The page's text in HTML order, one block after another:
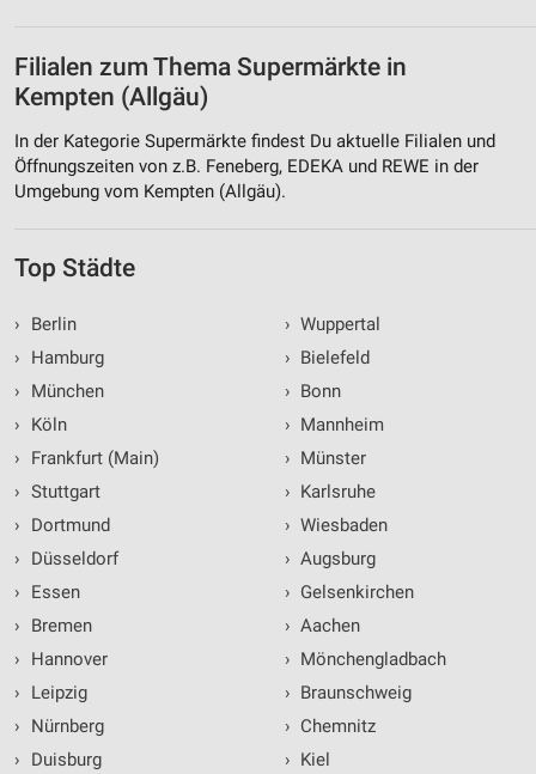
Filialen zum Thema Supermärkte in
Kempten (Allgäu)
In der Kategorie Supermärkte findest Du aktuelle Filialen und
Öffnungszeiten von z.B. Feneberg, EDEKA und REWE in der
Umgebung vom Kempten (Allgäu).
Top Städte
›
Berlin
›
Hamburg
›
München
›
Köln
›
Frankfurt (Main)
› Stuttgart
›
Dortmund
›
Düsseldorf
›
Essen
›
Bremen
›
Hannover
›
Leipzig
›
Nürnberg
›
Duisburg
› Wuppertal
› Bielefeld
› Bonn
› Mannheim
› Münster
› Karlsruhe
› Wiesbaden
› Augsburg
› Gelsenkirchen
› Aachen
› Mönchengladbach
› Braunschweig
› Chemnitz
› Kiel